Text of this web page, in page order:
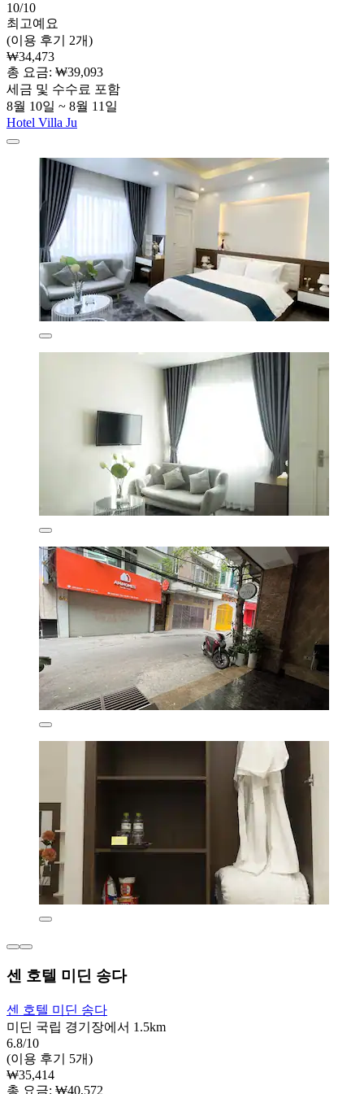
10/10
최고예요
(이용 후기 2개)
₩34,473
총 요금: ₩39,093
세금 및 수수료 포함
8월 10일 ~ 8월 11일
Hotel Villa Ju
센 호텔 미딘 송다
센 호텔 미딘 송다
미딘 국립 경기장에서 1.5km
6.8/10
(이용 후기 5개)
₩35,414
총 요금: ₩40,572